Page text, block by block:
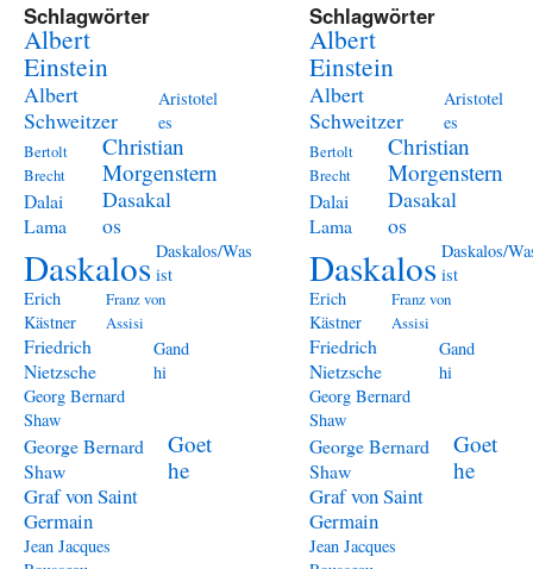
Schlagwörter
Albert
Einstein
Albert
Schweitzer
Aristotel
es
Bertolt
Brecht
Christian
Morgenstern
Dalai
Lama
Dasakal
os
Daskalos Daskalos/Was
ist
Erich
Kästner
Franz von
Assisi
Friedrich
Nietzsche
Gand
hi
Georg Bernard
Shaw
George Bernard
Shaw
Goet
he
Graf von Saint
Germain
Jean Jacques
Schlagwörter
Albert
Einstein
Albert
Schweitzer
Aristotel
es
Bertolt
Brecht
Christian
Morgenstern
Dalai
Lama
Dasakal
os
Daskalos Daskalos/
ist
Erich
Kästner
Franz von
Assisi
Friedrich
Nietzsche
Gand
hi
Georg Bernard
Shaw
George Bernard
Shaw
Goet
he
Graf von Saint
Germain
Jean Jacques